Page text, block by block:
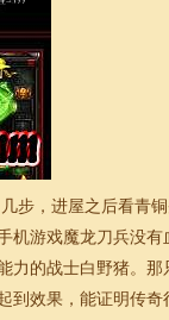
步，进屋之后看青
机游戏魔龙刀兵没
力的战士白野猪。
到效果，能证明传奇